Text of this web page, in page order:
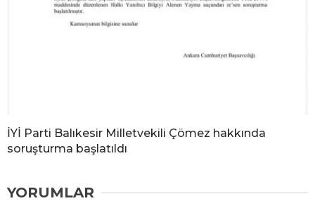
İYİ Parti Balıkesir Milletvekili Çömez hakkında
soruşturma başlatıldı
YORUMLAR